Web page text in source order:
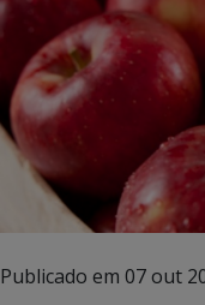
Publicado em 07 out